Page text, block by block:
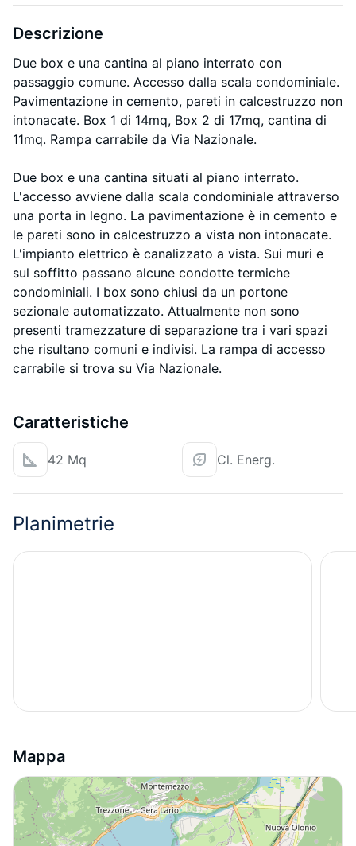
Descrizione
Due box e una cantina al piano interrato con
passaggio comune. Accesso dalla scala condominiale.
Pavimentazione in cemento, pareti in calcestruzzo non
intonacate. Box 1 di 14mq, Box 2 di 17mq, cantina di
11mq. Rampa carrabile da Via Nazionale.
Due box e una cantina situati al piano interrato.
L'accesso avviene dalla scala condominiale attraverso
una porta in legno. La pavimentazione è in cemento e
le pareti sono in calcestruzzo a vista non intonacate.
L'impianto elettrico è canalizzato a vista. Sui muri e
sul soffitto passano alcune condotte termiche
condominiali. I box sono chiusi da un portone
sezionale automatizzato. Attualmente non sono
presenti tramezzature di separazione tra i vari spazi
che risultano comuni e indivisi. La rampa di accesso
carrabile si trova su Via Nazionale.
Caratteristiche
42 Mq Cl. Energ.
Planimetrie
Mappa